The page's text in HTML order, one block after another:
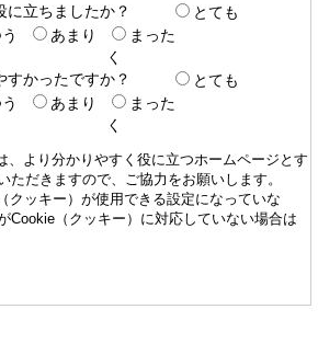
に立ちましたか？
とても
あまり
まった
く
すかったですか？
とても
あまり
まった
く
より分かりやすく役に立つホームページとす
ただきますので、ご協力をお願いします。
クッキー）が使用できる設定になっていな
Cookie（クッキー）に対応していない場合は